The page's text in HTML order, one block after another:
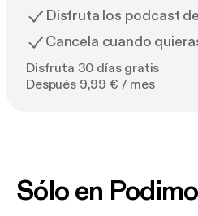
Disfruta los podcast
Cancela cuando
Disfruta 30 días gratis
Después 9,99 € / mes
Sólo en Podimo